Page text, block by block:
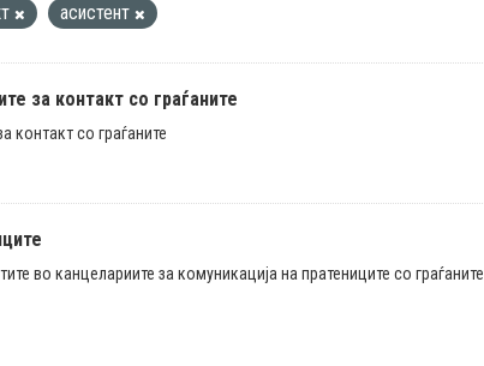
асистент
за контакт со граѓаните
контакт со граѓаните
во канцелариите за комуникација на пратениците со граѓаните